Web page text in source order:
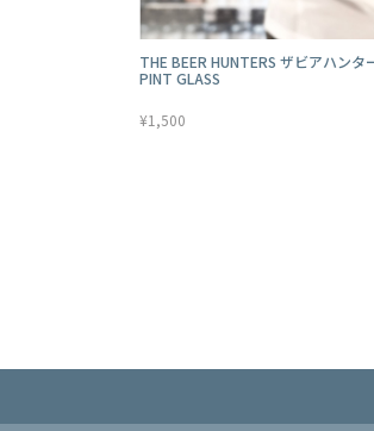
THE BEER HUNTERS ザビアハンタ
PINT GLASS
¥1,500